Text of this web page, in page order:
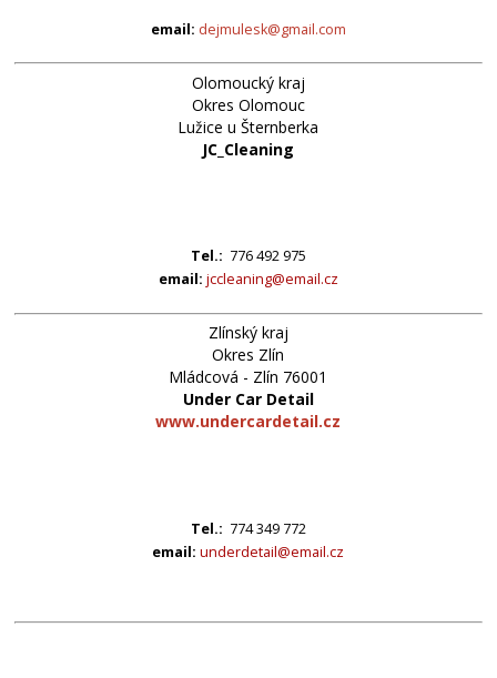
email: dejmulesk@gmail.com
Olomoucký kraj
Okres Olomouc
Lužice u Šternberka
JC_Cleaning
Tel.: 776 492 975
email: jccleaning@email.cz
Zlínský kraj
Okres Zlín
Mládcová - Zlín 76001
Under Car Detail
www.undercardetail.cz
Tel.: 774 349 772
email:underdetail@email.cz